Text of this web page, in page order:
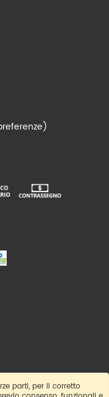
parti, per il corretto